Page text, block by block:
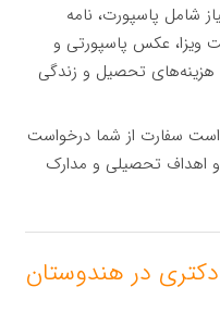
شامل پاسپورت، نامه
ویزا، عکس پاسپورتی و
تحصیل و زندگی
سفارت از شما درخواست
اهداف تحصیلی و مدارک